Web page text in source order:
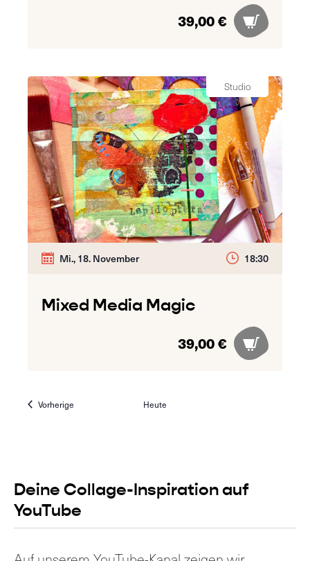
39,00 €
Studio
Mi., 18. November 18:30
Mixed Media Magic
39,00 €
Vorherige Heute
Deine Collage-Inspiration auf
YouTube